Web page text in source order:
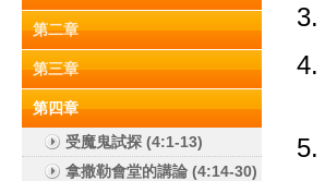
第二章
第三章
第四章
受魔鬼試探 (4:1-13)
拿撒勒會堂的講論 (4:14-30)